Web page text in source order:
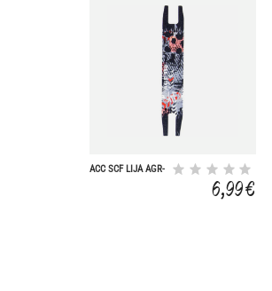
ACC SCF LIJA AGR-
6,99 €